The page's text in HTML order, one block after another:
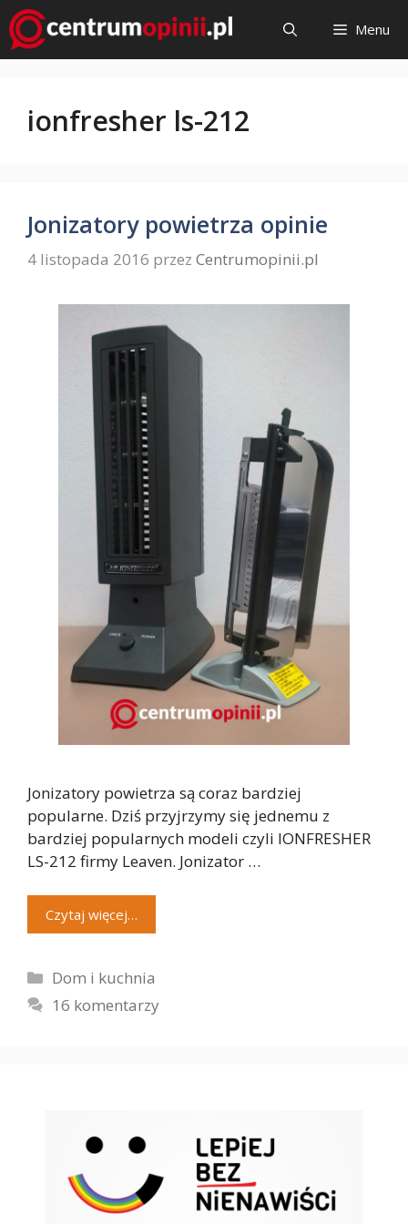
Przejdź
do
treści
Menu
ionfresher ls-212
Jonizatory powietrza opinie
4 listopada 2016 przez Centrumopinii.pl
Jonizatory powietrza są coraz bardziej
popularne. Dziś przyjrzymy się jednemu z
bardziej popularnych modeli czyli IONFRESHER
LS-212 firmy Leaven. Jonizator …
Czytaj więcej…
Kategorie
Dom i kuchnia
16 komentarzy